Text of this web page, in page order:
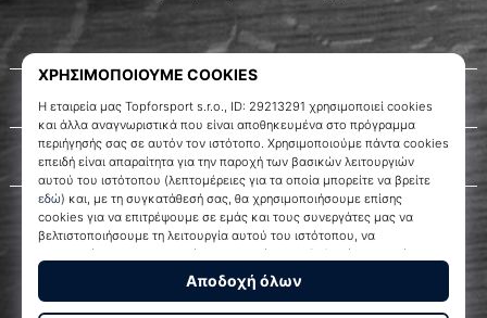
Σχετικά μ' εμάς
Εξυπηρέτηση πελατών